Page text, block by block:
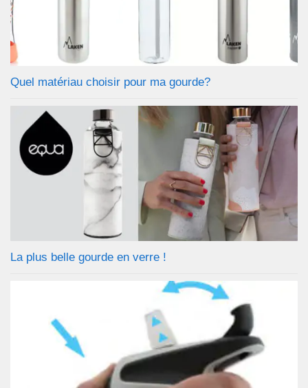
Quel matériau choisir pour ma gourde?
La plus belle gourde en verre !